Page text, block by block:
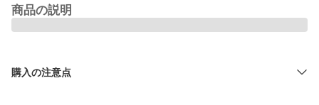
商品の説明
購入の注意点